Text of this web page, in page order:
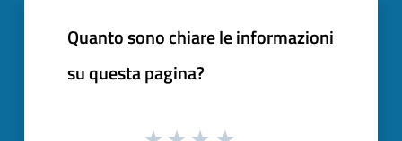
Quanto sono chiare le informazioni
su questa pagina?